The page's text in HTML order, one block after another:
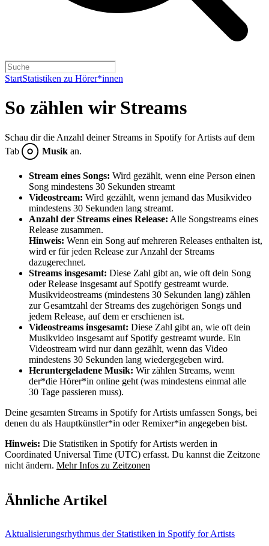
StartStatistiken zu Hörer*innen
So zählen wir Streams
Schau dir die Anzahl deiner Streams in Spotify for Artists auf dem
Tab
Musik an.
Stream eines Songs: Wird gezählt, wenn eine Person einen
Song mindestens 30 Sekunden streamt
Videostream: Wird gezählt, wenn jemand das Musikvideo
mindestens 30 Sekunden lang streamt.
Anzahl der Streams eines Release: Alle Songstreams eines
Release zusammen.
Hinweis: Wenn ein Song auf mehreren Releases enthalten ist,
wird er für jeden Release zur Anzahl der Streams
dazugerechnet.
Streams insgesamt: Diese Zahl gibt an, wie oft dein Song
oder Release insgesamt auf Spotify gestreamt wurde.
Musikvideostreams (mindestens 30 Sekunden lang) zählen
zur Gesamtzahl der Streams des zugehörigen Songs und
jedem Release, auf dem er erschienen ist.
Videostreams insgesamt: Diese Zahl gibt an, wie oft dein
Musikvideo insgesamt auf Spotify gestreamt wurde. Ein
Videostream wird nur dann gezählt, wenn das Video
mindestens 30 Sekunden lang wiedergegeben wird.
Heruntergeladene Musik: Wir zählen Streams, wenn
der*die Hörer*in online geht (was mindestens einmal alle
30 Tage passieren muss).
Deine gesamten Streams in Spotify for Artists umfassen Songs, bei
denen du als Hauptkünstler*in oder Remixer*in angegeben bist.
Hinweis: Die Statistiken in Spotify for Artists werden in
Coordinated Universal Time (UTC) erfasst. Du kannst die Zeitzone
nicht ändern. Mehr Infos zu Zeitzonen
Ähnliche Artikel
Aktualisierungsrhythmus der Statistiken in Spotify for Artists